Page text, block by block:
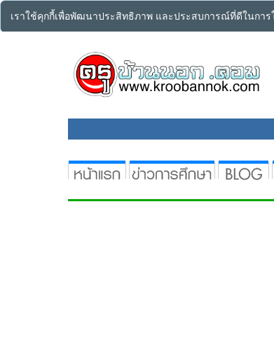
เราใช้คุกกี้เพื่อพัฒนาประสิทธิภาพ และประสบการณ์ที่ดีในกา